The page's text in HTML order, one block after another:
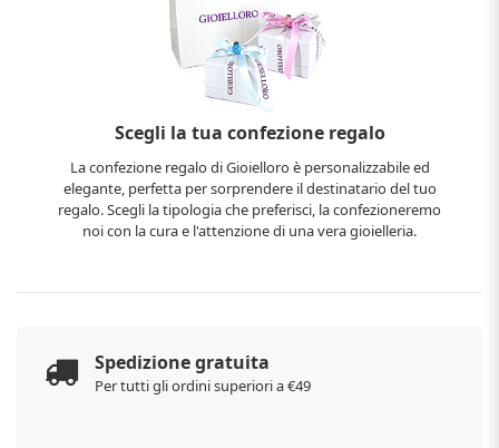
Scegli la tua confezione regalo
La confezione regalo di Gioielloro è personalizzabile ed
elegante, perfetta per sorprendere il destinatario del tuo
regalo. Scegli la tipologia che preferisci, la confezioneremo
noi con la cura e l'attenzione di una vera gioielleria.
Spedizione gratuita
Per tutti gli ordini superiori a €49